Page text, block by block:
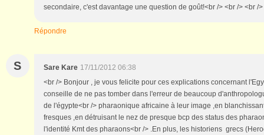
secondaire, c'est davantage une question de goût!<br /> <br /> <br /
Répondre
S Sare Kare 17/11/2012 06:38
<br /> Bonjour , je vous felicite pour ces explications concernant
conseille de ne pas tomber dans l'erreur de beaucoup
de l'égypte<br /> pharaonique africaine à leur image ,en
fresques ,en détruisant le nez de presque bcp des status des
l'identité Kmt des pharaons<br /> .En plus, les historiens grecs